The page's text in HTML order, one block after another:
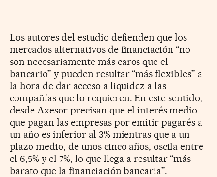
Los autores del estudio defienden que los
mercados alternativos de financiación “no
son necesariamente más caros que el
bancario” y pueden resultar “más flexibles” a
la hora de dar acceso a liquidez a las
compañías que lo requieren. En este sentido,
desde Axesor precisan que el interés medio
que pagan las empresas por emitir pagarés a
un año es inferior al 3% mientras que a un
plazo medio, de unos cinco años, oscila entre
el 6,5% y el 7%, lo que llega a resultar “más
barato que la financiación bancaria”.